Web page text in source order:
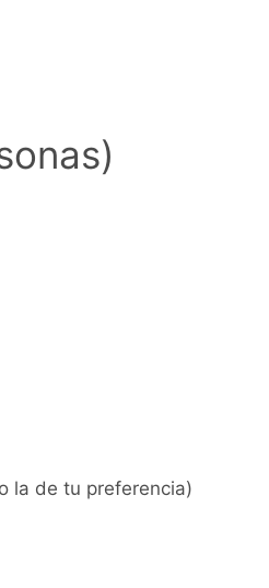
la de tu preferencia)